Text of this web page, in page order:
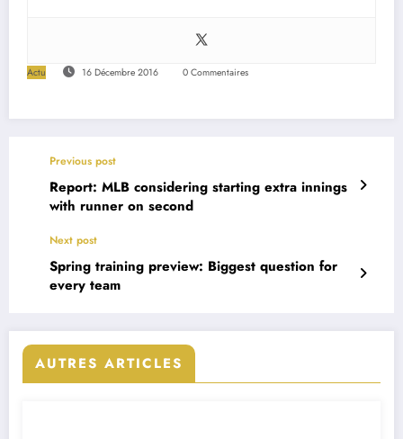
Actu 16 Décembre 2016 0 Commentaires
Previous post
Report: MLB considering starting extra innings
with runner on second
Next post
Spring training preview: Biggest question for
every team
AUTRES ARTICLES